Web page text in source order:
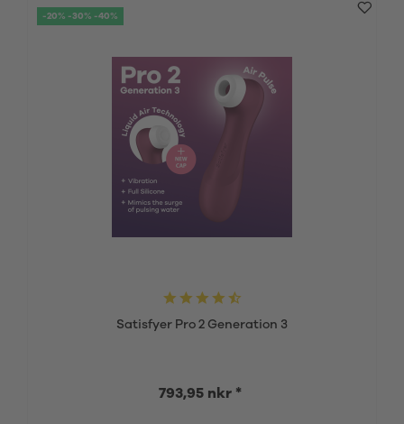
-20% -30% -40%
Satisfyer Pro 2 Generation 3
793,95 nkr *